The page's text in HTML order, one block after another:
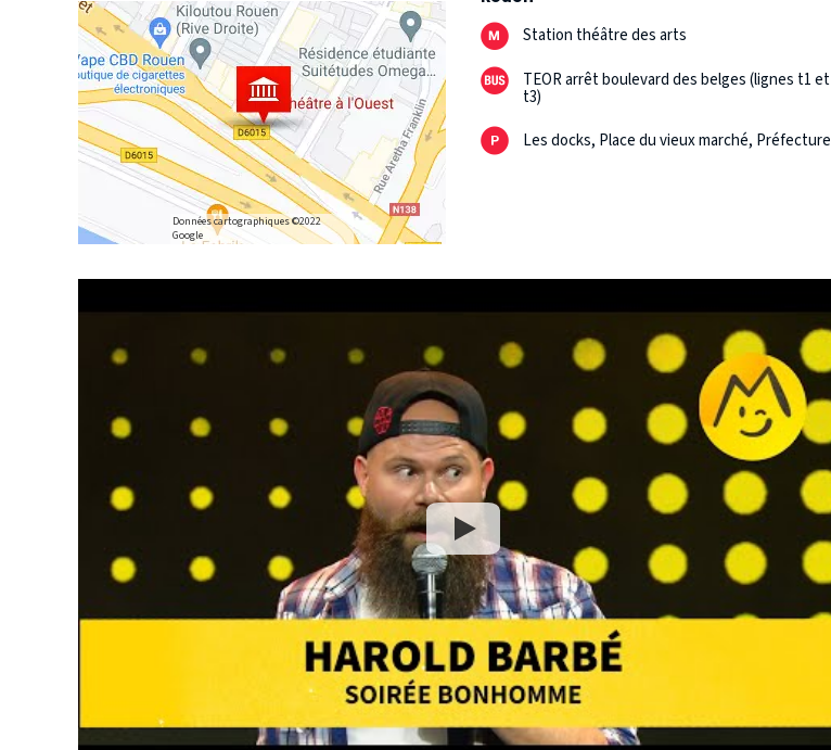
Données cartographiques ©2022
Google
Station théâtre des arts
TEOR arrêt boulevard des belges (lignes t1 et
t3)
Les docks, Place du vieux marché, Préfecture